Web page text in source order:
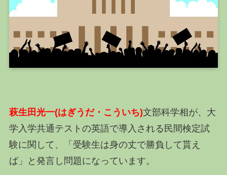
萩生田光一(はぎうだ・こういち)文部科学相が、大
学入学共通テストの英語で導入される民間検定試
験に関して、「受験生は身の丈で勝負して貰え
ば」と発言し問題になっています。